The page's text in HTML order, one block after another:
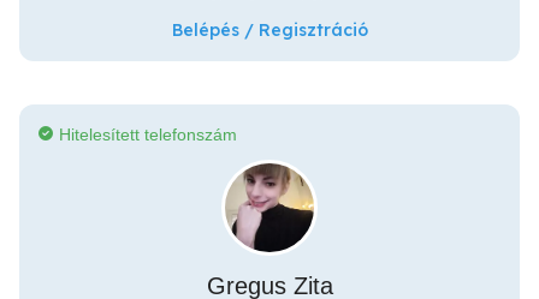
Belépés / Regisztráció
Hitelesített telefonszám
Gregus Zita